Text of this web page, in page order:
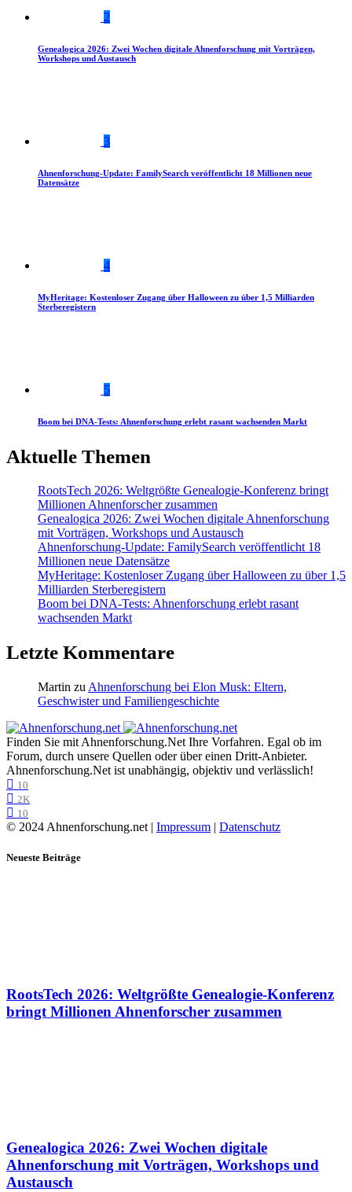
2
Genealogica 2026: Zwei Wochen digitale Ahnenforschung mit Vorträgen,
Workshops und Austausch
3
Ahnenforschung-Update: FamilySearch veröffentlicht 18 Millionen neue
Datensätze
4
MyHeritage: Kostenloser Zugang über Halloween zu über 1,5 Milliarden
Sterberegistern
5
Boom bei DNA-Tests: Ahnenforschung erlebt rasant wachsenden Markt
Aktuelle Themen
RootsTech 2026: Weltgrößte Genealogie-Konferenz bringt
Millionen Ahnenforscher zusammen
Genealogica 2026: Zwei Wochen digitale Ahnenforschung
mit Vorträgen, Workshops und Austausch
Ahnenforschung-Update: FamilySearch veröffentlicht 18
Millionen neue Datensätze
MyHeritage: Kostenloser Zugang über Halloween zu über 1,5
Milliarden Sterberegistern
Boom bei DNA-Tests: Ahnenforschung erlebt rasant
wachsenden Markt
Letzte Kommentare
Martin zu Ahnenforschung bei Elon Musk: Eltern,
Geschwister und Familiengeschichte
Finden Sie mit Ahnenforschung.Net Ihre Vorfahren. Egal ob im
Forum, durch unsere Quellen oder über einen Dritt-Anbieter.
Ahnenforschung.Net ist unabhängig, objektiv und verlässlich!
10
2K
10
© 2024 Ahnenforschung.net | Impressum | Datenschutz
Neueste Beiträge
RootsTech 2026: Weltgrößte Genealogie-Konferenz
bringt Millionen Ahnenforscher zusammen
Genealogica 2026: Zwei Wochen digitale
Ahnenforschung mit Vorträgen, Workshops und
Austausch